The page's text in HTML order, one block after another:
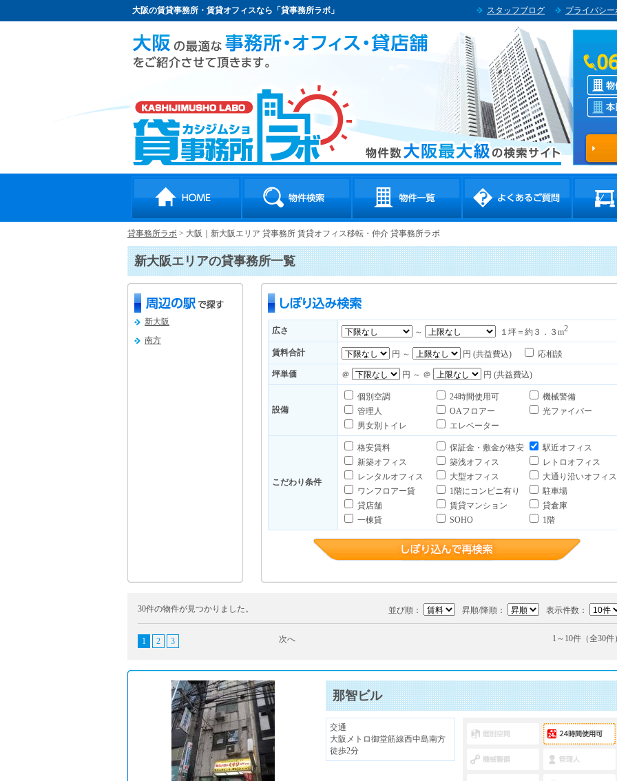
大阪の賃貸事務所・賃貸オフィスなら「貸事務所ラボ」 スタッフブログ プライバシー
貸事務所ラボ > 大阪｜新大阪エリア 貸事務所 賃貸オフィス移転・仲介 貸事務所ラボ
新大阪エリアの貸事務所一覧
新大阪
南方
広さ ～ １坪＝約３．３m2
賃料合計 円 ～ 円 (共益費込) 応相談
坪単価 ＠ 円 ～ ＠ 円 (共益費込)
設備
個別空調 24時間使用可
機械警備
管理人
OAフロアー
光ファイバー
男女別トイレ
エレベーター
こだわり条件
格安賃料 保証金・敷金が格安
駅近オフィス
新築オフィス
築浅オフィス
レトロオフィス
レンタルオフィス
大型オフィス
大通り沿いオフィス
ワンフロアー貸
1階にコンビニ有り
駐車場
貸店舗
賃貸マンション
貸倉庫
一棟貸
SOHO 1階
30件の物件が見つかりました。 表示件数：
昇順/降順：
並び順：
1 2 3 次へ 1～10件（全30件）
那智ビル
交通
大阪メトロ御堂筋線西中島南方
徒歩2分